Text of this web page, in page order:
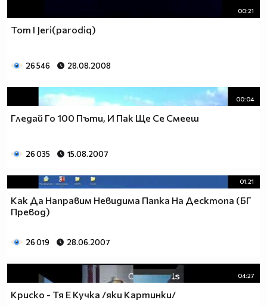
00:21
Tom I Jeri(parodiq)
26 546 28.08.2008
00:04
Гледай Го 100 Пъти, И Пак Ще Се Смееш
26 035 15.08.2007
01:21
Как Да Направим Невидима Папка На Десктопа (БГ
Превод)
26 019 28.06.2007
04:27
Криско - Тя Е Кучка /яки Картинки/